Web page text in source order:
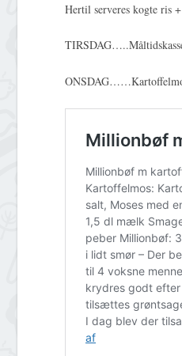
Hertil serveres kogte ris